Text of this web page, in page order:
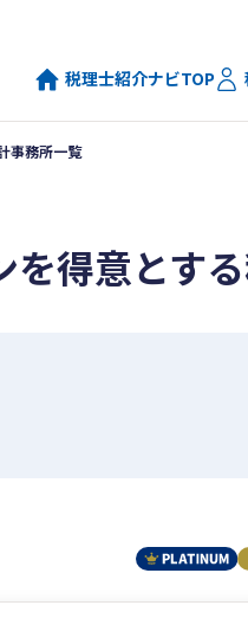
税理士紹介ナビTOP
事務所一覧
得意とす